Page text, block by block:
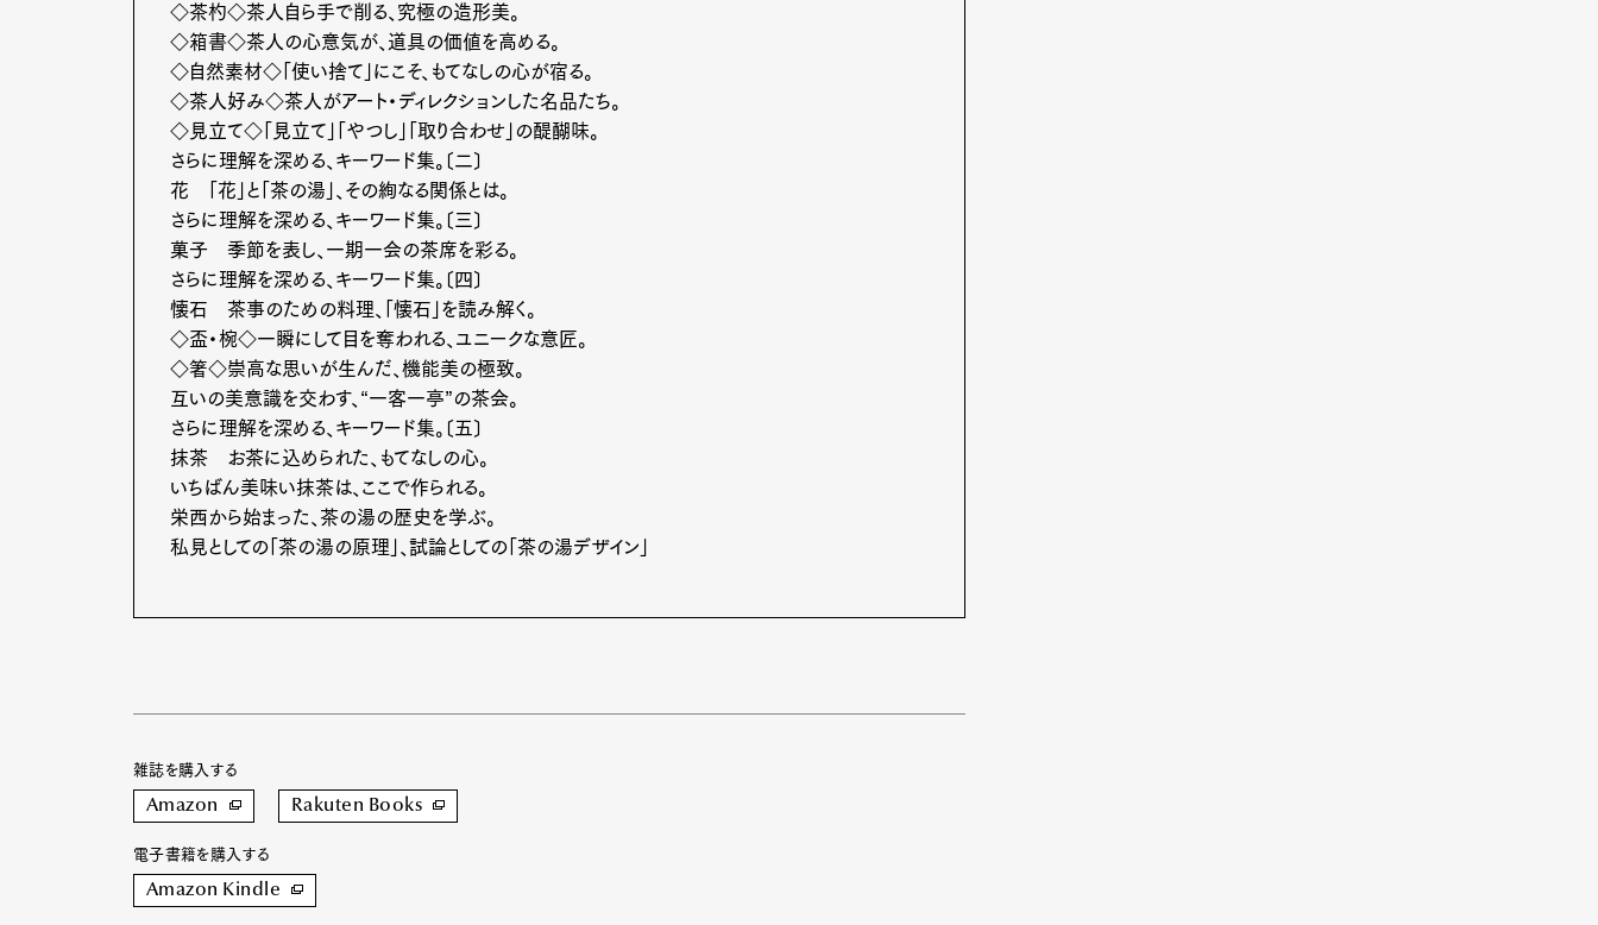
Pen Membership
Pen Meet
◇茶杓◇茶人自ら手で削る、究極の造形美。
◇箱書◇茶人の心意気が、道具の価値を高める。
◇自然素材◇「使い捨て」にこそ、もてなしの心が宿る。
◇茶人好み◇茶人がアート・ディレクションした名品たち。
◇見立て◇「見立て」「やつし」「取り合わせ」の醍醐味。
さらに理解を深める、キーワード集。〔二〕
花 「花」と「茶の湯」、その絢なる関係とは。
さらに理解を深める、キーワード集。〔三〕
菓子 季節を表し、一期一会の茶席を彩る。
さらに理解を深める、キーワード集。〔四〕
懐石 茶事のための料理、「懐石」を読み解く。
◇盃・椀◇一瞬にして目を奪われる、ユニークな意匠。
◇箸◇崇高な思いが生んだ、機能美の極致。
互いの美意識を交わす、“一客一亭”の茶会。
さらに理解を深める、キーワード集。〔五〕
抹茶 お茶に込められた、もてなしの心。
いちばん美味い抹茶は、ここで作られる。
栄西から始まった、茶の湯の歴史を学ぶ。
私見としての「茶の湯の原理」、試論としての「茶の湯デザイン」
雑誌を購入する
Amazon Rakuten Books
電子書籍を購入する
Amazon Kindle